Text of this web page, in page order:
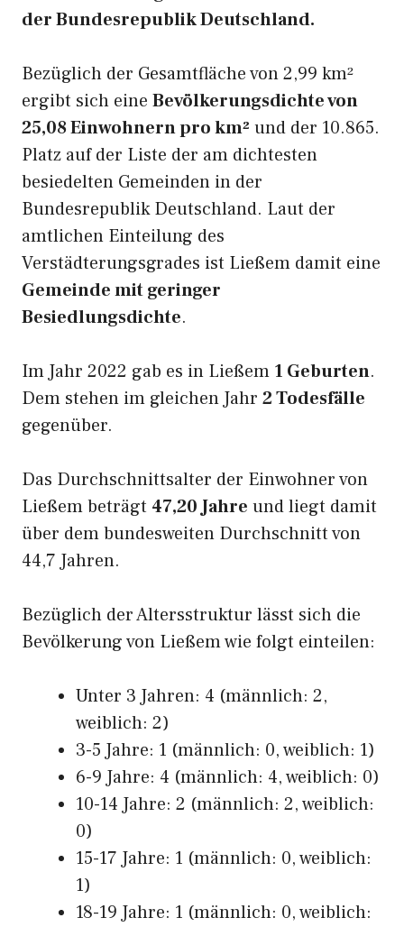
der Bundesrepublik Deutschland.
Bezüglich der Gesamtfläche von 2,99 km²
ergibt sich eine Bevölkerungsdichte von
25,08 Einwohnern pro km² und der 10.865.
Platz auf der Liste der am dichtesten
besiedelten Gemeinden in der
Bundesrepublik Deutschland. Laut der
amtlichen Einteilung des
Verstädterungsgrades ist Ließem damit eine
Gemeinde mit geringer
Besiedlungsdichte.
Im Jahr 2022 gab es in Ließem 1 Geburten.
Dem stehen im gleichen Jahr 2 Todesfälle
gegenüber.
Das Durchschnittsalter der Einwohner von
Ließem beträgt 47,20 Jahre und liegt damit
über dem bundesweiten Durchschnitt von
44,7 Jahren.
Bezüglich der Altersstruktur lässt sich die
Bevölkerung von Ließem wie folgt einteilen:
Unter 3 Jahren: 4 (männlich: 2,
weiblich: 2)
3-5 Jahre: 1 (männlich: 0, weiblich: 1)
6-9 Jahre: 4 (männlich: 4, weiblich: 0)
10-14 Jahre: 2 (männlich: 2, weiblich:
0)
15-17 Jahre: 1 (männlich: 0, weiblich:
1)
18-19 Jahre: 1 (männlich: 0, weiblich: